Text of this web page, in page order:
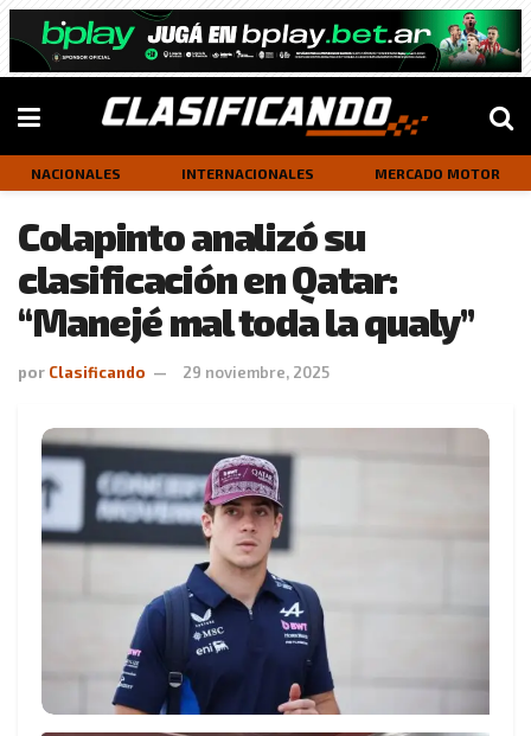
NACIONALES INTERNACIONALES MERCADO MOTOR
Colapinto analizó su
clasificación en Qatar:
“Manejé mal toda la qualy”
por Clasificando 29 noviembre, 2025